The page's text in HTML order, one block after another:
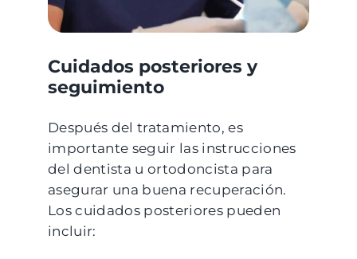
Cuidados posteriores y
seguimiento
Después del tratamiento, es
importante seguir las instrucciones
del dentista u ortodoncista para
asegurar una buena recuperación.
Los cuidados posteriores pueden
incluir: